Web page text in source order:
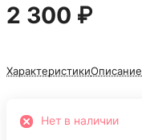
2 300 ₽
ХарактеристикиОписание
Нет в наличии